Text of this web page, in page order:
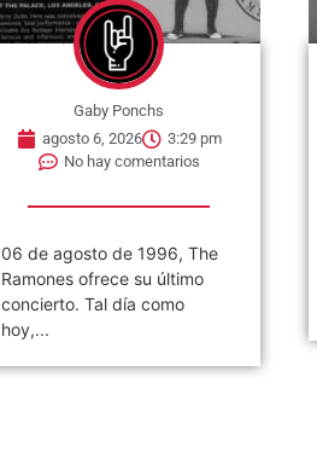
Gaby Ponchs
agosto 6, 2026
3:26 pm
No hay comentarios
06 de agosto de 1984. Se
publica el single »2 Minutes
To Midnight». Es una...